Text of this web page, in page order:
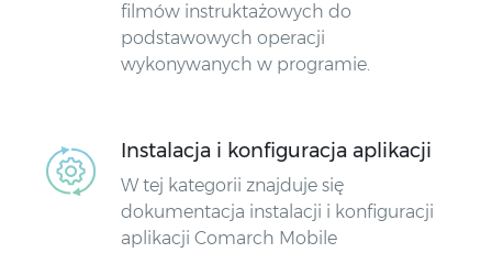
filmów instruktażowych do
podstawowych operacji
wykonywanych w programie.
Instalacja i konfiguracja aplikacji
W tej kategorii znajduje się
dokumentacja instalacji i konfiguracji
aplikacji Comarch Mobile